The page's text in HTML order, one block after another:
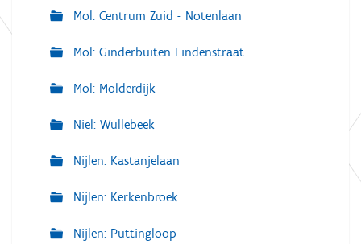
Mol: Centrum Zuid - Notenlaan
Mol: Ginderbuiten Lindenstraat
Mol: Molderdijk
Niel: Wullebeek
Nijlen: Kastanjelaan
Nijlen: Kerkenbroek
Nijlen: Puttingloop